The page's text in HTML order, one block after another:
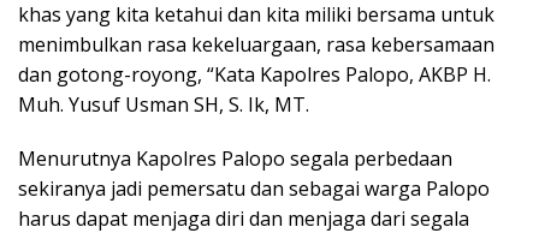
khas yang kita ketahui dan kita miliki bersama untuk
menimbulkan rasa kekeluargaan, rasa kebersamaan
dan gotong-royong, “Kata Kapolres Palopo, AKBP H.
Muh. Yusuf Usman SH, S. Ik, MT.
Menurutnya Kapolres Palopo segala perbedaan
sekiranya jadi pemersatu dan sebagai warga Palopo
harus dapat menjaga diri dan menjaga dari segala